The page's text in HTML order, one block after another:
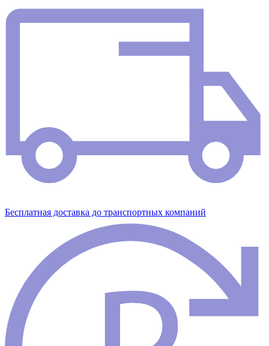
Бесплатная доставка до транспортных компаний